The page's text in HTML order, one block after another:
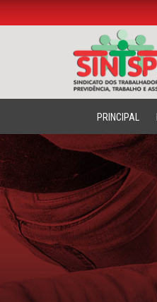
PRINCIPAL